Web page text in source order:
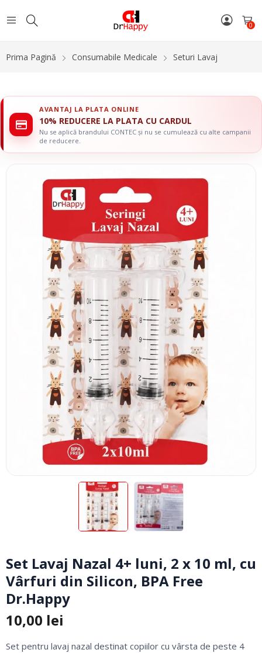
0
Prima Pagină Consumabile Medicale Seturi Lavaj
AVANTAJ LA PLATA ONLINE
10% REDUCERE LA PLATA CU CARDUL
Nu se aplică brandului CONTEC și nu se cumulează cu alte campanii
de reducere.
Set Lavaj Nazal 4+ luni, 2 x 10 ml, cu
Vârfuri din Silicon, BPA Free
Dr.Happy
10,00 lei
Set pentru lavaj nazal destinat copiilor cu vârsta de peste 4